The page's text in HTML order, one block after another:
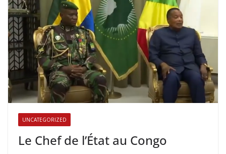
UNCATEGORIZED
Le Chef de l’État au Congo